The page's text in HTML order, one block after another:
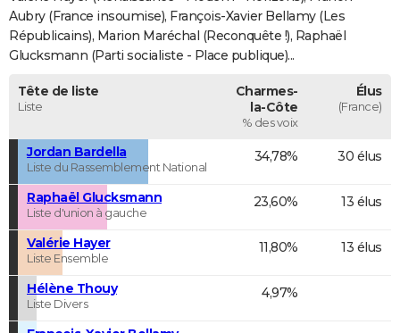
FORUM
Bricolage
Lifestyle
Culture
SportAuto
Television
Voyage
Cinema
Aubry (France insoumise), François-Xavier Bellamy (Les
Républicains), Marion Maréchal (Reconquête !), Raphaël
Glucksmann (Parti socialiste - Place publique)...
Tête de liste
Liste
Charmes-
la-Côte
% des voix
Élus
(France)
Jordan Bardella
Liste du Rassemblement National
34,78% 30 élus
Raphaël Glucksmann
Liste d'union à gauche
23,60% 13 élus
Valérie Hayer
Liste Ensemble
11,80% 13 élus
Hélène Thouy
Liste Divers
4,97%